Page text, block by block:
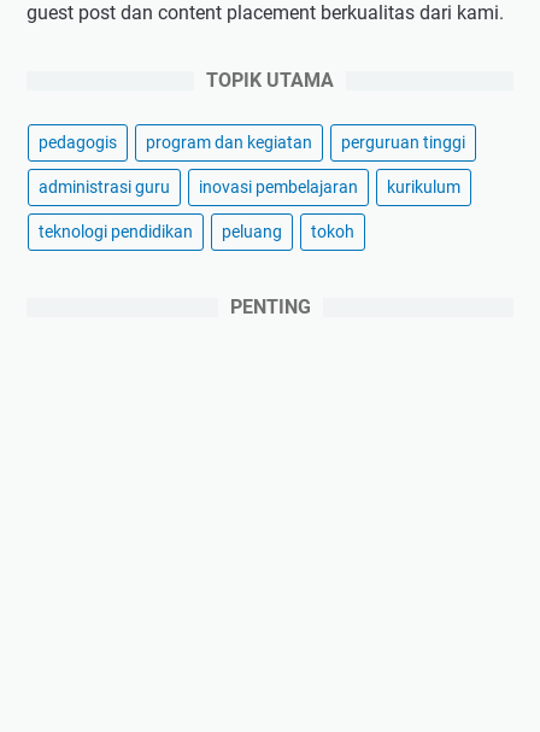
guest post dan content placement berkualitas dari kami.
TOPIK UTAMA
pedagogis program dan kegiatan perguruan tinggi
administrasi guru inovasi pembelajaran kurikulum
teknologi pendidikan peluang tokoh
PENTING